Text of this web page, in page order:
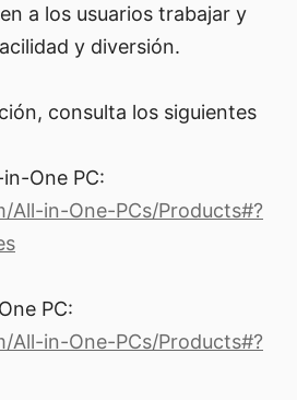
a los usuarios trabajar y
y diversión.
consulta los siguientes
One PC:
All-in-One-PCs/Products#?
PC:
All-in-One-PCs/Products#?